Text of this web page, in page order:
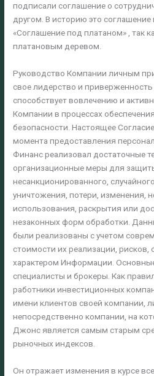
подписали соглашение о
другом. В историю это
«Соглашение под платаном» , так
платановым деревом.
Руководство Компании личным
свое лидерство и
способствует вовлечению и
Компании в процессах
безопасности. Настоящее
момента предоставления
Финанс реализовал достаточные
организационные меры для
несанкционированного,
уничтожения, потери, изменения,
использования, раскрытия или
незаконных форм обработки.
были реализованы с учетом
стоимости их реализации, рисков,
характером Информации.
специалисты и брокеры. Как
работники инвестиционных
имени клиентов своей компании,
непосредственно компании, на
Джонс является самым старым
рыночных индексов.
Он отражает изменения в курсе